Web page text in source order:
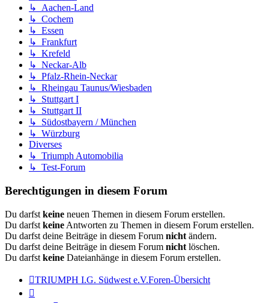
↳ Aachen-Land
↳ Cochem
↳ Essen
↳ Frankfurt
↳ Krefeld
↳ Neckar-Alb
↳ Pfalz-Rhein-Neckar
↳ Rheingau Taunus/Wiesbaden
↳ Stuttgart I
↳ Stuttgart II
↳ Südostbayern / München
↳ Würzburg
Diverses
↳ Triumph Automobilia
↳ Test-Forum
Berechtigungen in diesem Forum
Du darfst keine neuen Themen in diesem Forum erstellen.
Du darfst keine Antworten zu Themen in diesem Forum erstellen.
Du darfst deine Beiträge in diesem Forum nicht ändern.
Du darfst deine Beiträge in diesem Forum nicht löschen.
Du darfst keine Dateianhänge in diesem Forum erstellen.
TRIUMPH I.G. Südwest e.V.Foren-Übersicht